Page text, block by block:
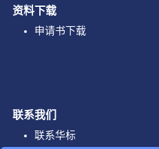
资料下载
申请书下载
联系我们
联系华标